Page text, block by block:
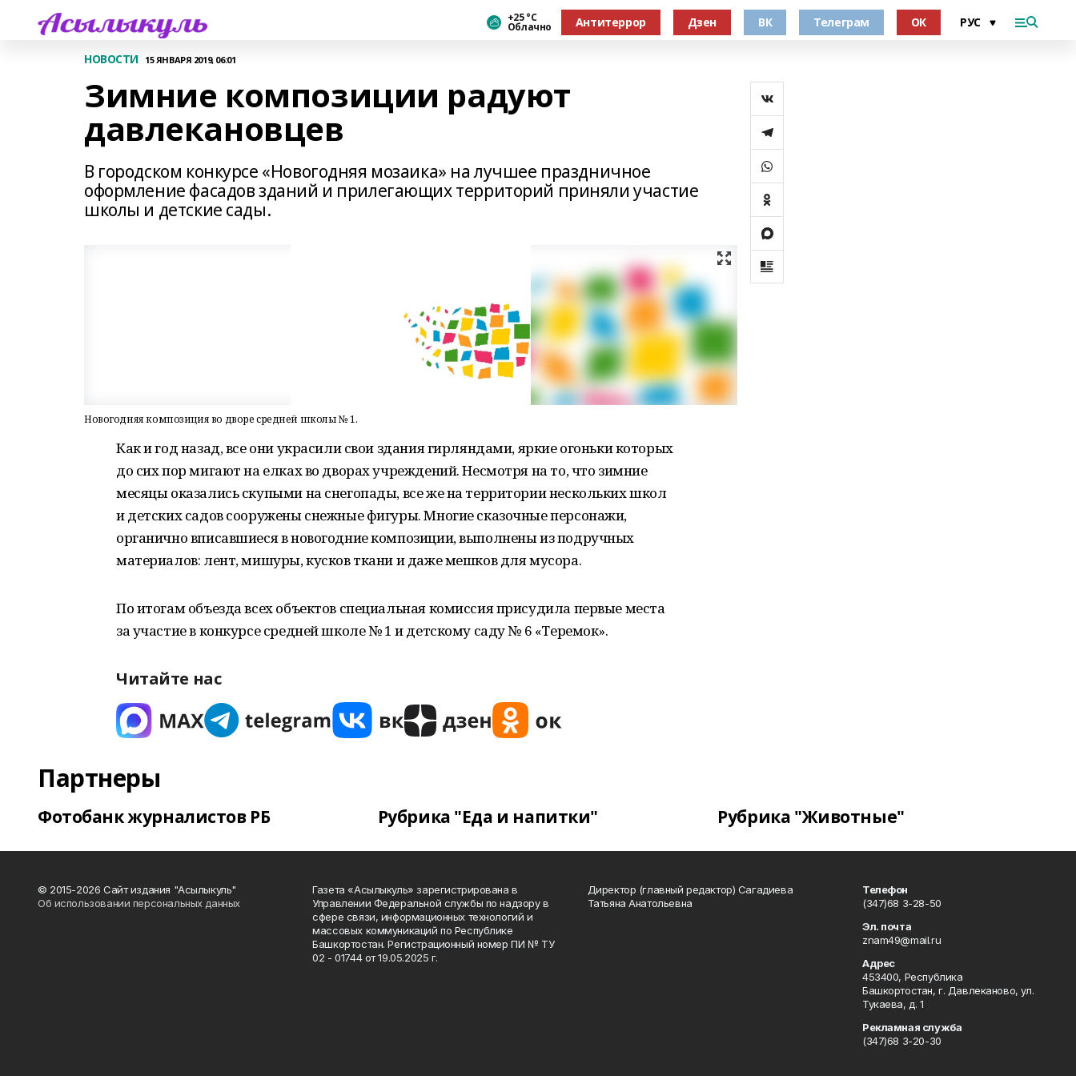
+25 °С
Облачно Антитеррор Дзен ВК Телеграм ОК
НОВОСТИ 15 ЯНВАРЯ 2019, 06:01
Зимние композиции радуют
давлекановцев
В городском конкурсе «Новогодняя мозаика» на лучшее праздничное
оформление фасадов зданий и прилегающих территорий приняли участие
школы и детские сады.
Новогодняя композиция во дворе средней школы № 1.
Как и год назад, все они украсили свои здания гирляндами, яркие огоньки которых
до сих пор мигают на елках во дворах учреждений. Несмотря на то, что зимние
месяцы оказались скупыми на снегопады, все же на территории нескольких школ
и детских садов сооружены снежные фигуры. Многие сказочные персонажи,
органично вписавшиеся в новогодние композиции, выполнены из подручных
материалов: лент, мишуры, кусков ткани и даже мешков для мусора.
По итогам объезда всех объектов специальная комиссия присудила первые места
за участие в конкурсе средней школе № 1 и детскому саду № 6 «Теремок».
Читайте нас
Партнеры
Фотобанк журналистов РБ Рубрика "Еда и напитки" Рубрика "Животные"
© 2015-2026 Сайт издания "Асылыкуль"
Об использовании персональных данных
Газета «Асылыкуль» зарегистрирована в
Управлении Федеральной службы по надзору в
сфере связи, информационных технологий и
массовых коммуникаций по Республике
Башкортостан. Регистрационный номер ПИ № ТУ
02 - 01744 от 19.05.2025 г.
Директор (главный редактор) Сагадиева
Татьяна Анатольевна
Телефон
(347)68 3-28-50
Эл. почта
znam49@mail.ru
Адрес
453400, Республика
Башкортостан, г. Давлеканово, ул.
Тукаева, д. 1
Рекламная служба
(347)68 3-20-30